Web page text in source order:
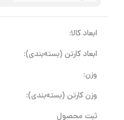
ابعاد کالا:
ابعاد کارتن (بسته‌بندی):
وزن:
وزن کارتن (بسته‌بندی):
ثبت محصول